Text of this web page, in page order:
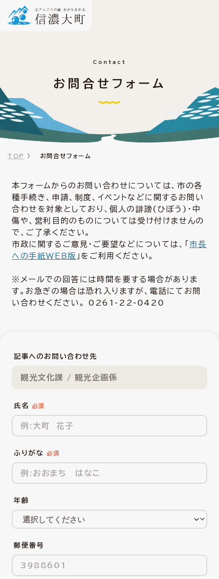
Contact
お問合せフォーム
TOP お問合せフォーム
本フォームからのお問い合わせについては、市の各
種手続き、申請、制度、イベントなどに関するお問い
合わせを対象としており、個人の誹謗(ひぼう)・中
傷や、営利目的のものについては受け付けませんの
で、ご了承ください。
市政に関するご意見・ご要望などについては、「市長
への手紙ＷＥＢ版 」をご利用ください。
※メールでの回答には時間を要する場合がありま
す。お急ぎの場合は恐れ入りますが、電話にてお問
い合わせください。 0261-22-0420
記事へのお問い合わせ先
観光文化課 / 観光企画係
氏名
ふりがな
年齢
郵便番号